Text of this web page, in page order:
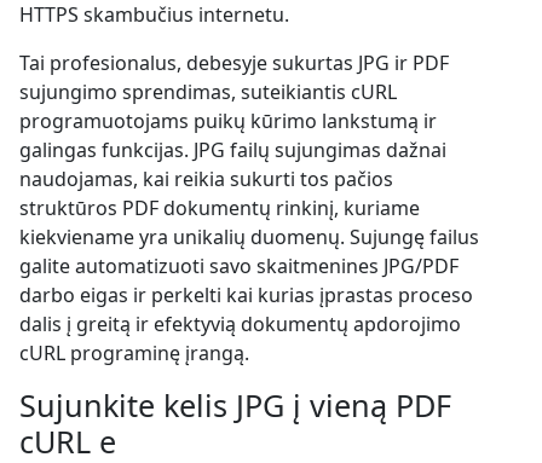
HTTPS skambučius internetu.
Tai profesionalus, debesyje sukurtas JPG ir PDF
sujungimo sprendimas, suteikiantis cURL
programuotojams puikų kūrimo lankstumą ir
galingas funkcijas. JPG failų sujungimas dažnai
naudojamas, kai reikia sukurti tos pačios
struktūros PDF dokumentų rinkinį, kuriame
kiekviename yra unikalių duomenų. Sujungę failus
galite automatizuoti savo skaitmenines JPG/PDF
darbo eigas ir perkelti kai kurias įprastas proceso
dalis į greitą ir efektyvią dokumentų apdorojimo
cURL programinę įrangą.
Sujunkite kelis JPG į vieną PDF
cURL e